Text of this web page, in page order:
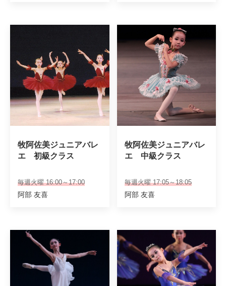
牧阿佐美ジュニアバレ
エ　初級クラス
毎週火曜 16:00～17:00
阿部 友喜
牧阿佐美ジュニアバレ
エ　中級クラス
毎週火曜 17:05～18:05
阿部 友喜